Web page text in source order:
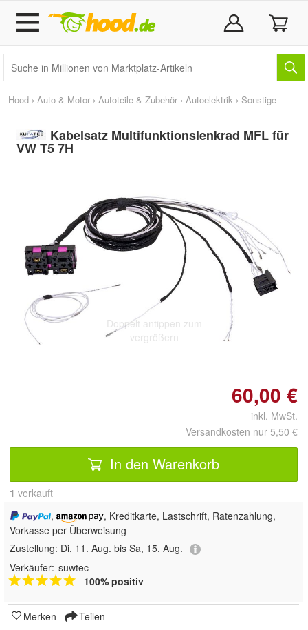
Hood › Auto & Motor › Autoteile & Zubehör › Autoelektrik › Sonstige
Kabelsatz Multifunktionslenkrad MFL für
VW T5 7H
Doppelt antippen zum
vergrößern
60,00 €
inkl. MwSt.
Versandkosten nur 5,50 €
In den Warenkorb
1 verkauft
,
, Kreditkarte, Lastschrift, Ratenzahlung,
Vorkasse per Überweisung
Zustellung: Di, 11. Aug. bis Sa, 15. Aug.
Verkäufer: suwtec
100% positiv
Merken Teilen